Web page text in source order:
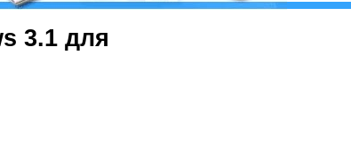
3.1 для